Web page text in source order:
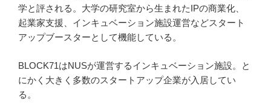
学と評される。大学の研究室から生まれたIPの商業化、
起業家支援、インキュベーション施設運営などスタート
アップブースターとして機能している。
BLOCK71はNUSが運営するインキュベーション施設。と
にかく大きく多数のスタートアップ企業が入居してい
る。